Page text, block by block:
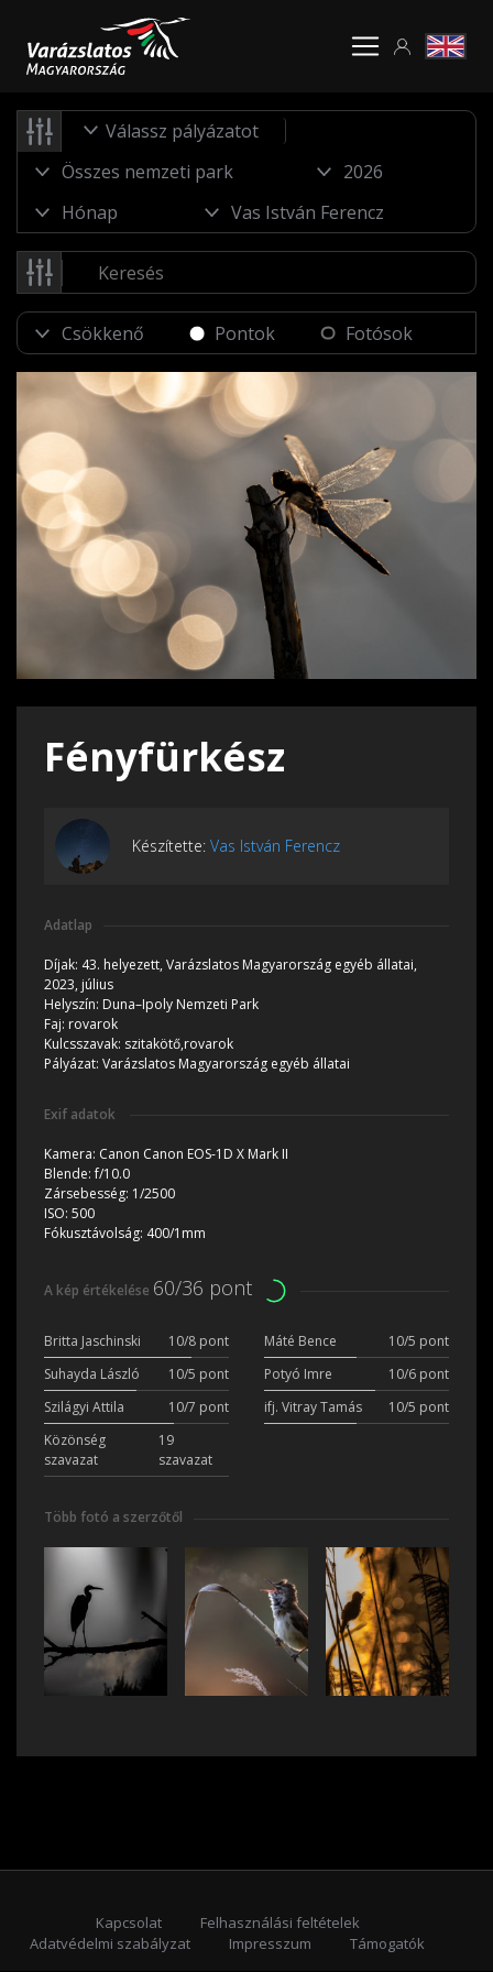
Válassz pályázatot
Pontok Fotósok
Fényfürkész
Készítette: Vas István Ferencz
Adatlap
Díjak: 43. helyezett, Varázslatos Magyarország egyéb állatai,
2023, július
Helyszín: Duna–Ipoly Nemzeti Park
Faj: rovarok
Kulcsszavak: szitakötő,rovarok
Pályázat: Varázslatos Magyarország egyéb állatai
Exif adatok
Kamera: Canon Canon EOS-1D X Mark II
Blende:f/10.0
Zársebesség: 1/2500
ISO: 500
Fókusztávolság: 400/1mm
A kép értékelése 60/36 pont
Britta Jaschinski 10/8 pont Máté Bence
10/5 pont
Suhayda László
10/5 pont Potyó Imre
10/6 pont
Szilágyi Attila
10/7 pont ifj. Vitray Tamás
10/5 pont
Közönség
szavazat
19
szavazat
Több fotó a szerzőtől
Kapcsolat
Felhasználási feltételek
Adatvédelmi szabályzat
Impresszum Támogatók